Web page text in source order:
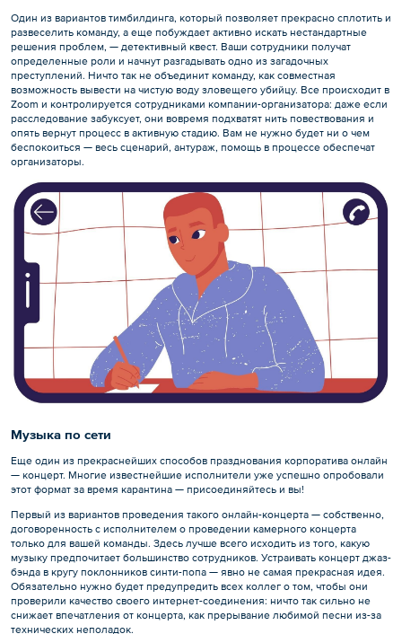
Один из вариантов тимбилдинга, который позволяет прекрасно сплотить и
развеселить команду, а еще побуждает активно искать нестандартные
решения проблем, — детективный квест. Ваши сотрудники получат
определенные роли и начнут разгадывать одно из загадочных
преступлений. Ничто так не объединит команду, как совместная
возможность вывести на чистую воду зловещего убийцу. Все происходит в
Zoom и контролируется сотрудниками компании-организатора: даже если
расследование забуксует, они вовремя подхватят нить повествования и
опять вернут процесс в активную стадию. Вам не нужно будет ни о чем
беспокоиться — весь сценарий, антураж, помощь в процессе обеспечат
организаторы.
Музыка по сети
Еще один из прекраснейших способов празднования корпоратива онлайн
— концерт. Многие известнейшие исполнители уже успешно опробовали
этот формат за время карантина — присоединяйтесь и вы!
Первый из вариантов проведения такого онлайн-концерта — собственно,
договоренность с исполнителем о проведении камерного концерта
только для вашей команды. Здесь лучше всего исходить из того, какую
музыку предпочитает большинство сотрудников. Устраивать концерт джаз-
бэнда в кругу поклонников синти-попа — явно не самая прекрасная идея.
Обязательно нужно будет предупредить всех коллег о том, чтобы они
проверили качество своего интернет-соединения: ничто так сильно не
снижает впечатления от концерта, как прерывание любимой песни из-за
технических неполадок.